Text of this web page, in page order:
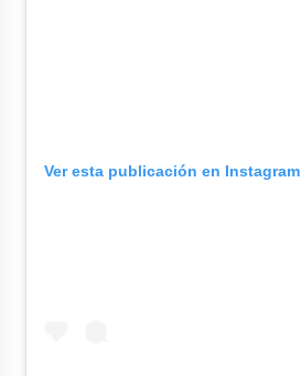
Ver esta publicación en Instagram